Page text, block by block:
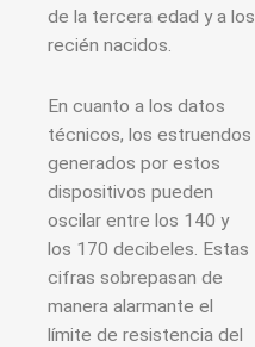
de la tercera edad y a los
recién nacidos.
En cuanto a los datos
técnicos, los estruendos
generados por estos
dispositivos pueden
oscilar entre los 140 y
los 170 decibeles. Estas
cifras sobrepasan de
manera alarmante el
límite de resistencia del